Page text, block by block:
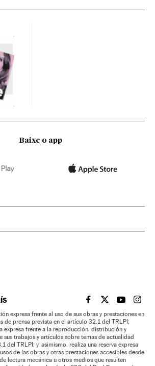
Baixe o app
EL PAÍS BRASIL EN
EL PAÍSEL PAÍS
EL
expresa frente al uso de sus obras y prestaciones en
de prensa prevista en el artículo 32.1 del TRLPI;
expresa frente a la reproducción, distribución y
sus trabajos y artículos sobre temas de actualidad
del TRLPI; y, asimismo, realiza una reserva expresa
de las obras y otras prestaciones accesibles desde
lectura mecánica u otros medios que resulten